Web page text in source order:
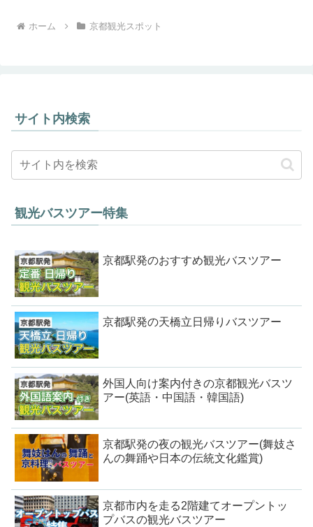
ホーム 京都観光スポット
サイト内検索
観光バスツアー特集
京都駅発のおすすめ観光バスツアー
京都駅発の天橋立日帰りバスツアー
外国人向け案内付きの京都観光バスツ
アー(英語・中国語・韓国語)
京都駅発の夜の観光バスツアー(舞妓さ
んの舞踊や日本の伝統文化鑑賞)
京都市内を走る2階建てオープントッ
プバスの観光バスツアー